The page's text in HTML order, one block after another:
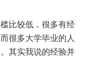
比较低，很多有经
很多大学毕业的人
其实我说的经验并